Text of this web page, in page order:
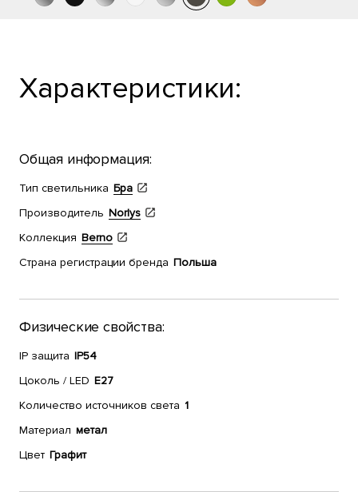
Характеристики:
Общая информация:
Тип светильника Бра
Производитель Norlys
Коллекция Berno
Страна регистрации бренда Польша
Физические свойства:
IP защита IP54
Цоколь / LED E27
Количество источников света 1
Материал метал
Цвет Графит